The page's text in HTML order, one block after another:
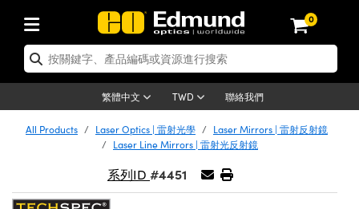
0
繁體中文 TWD 聯絡我們
| 光學產品
| 反射鏡
| 光學濾光片
Optics | 雷射光學
| 雷射透鏡
| 雷射濾光片
| 光機組件
System | 光學籠式系統
| 臺式系統
| 顯微鏡
| Mitutoyo 物鏡
| Nikon 物鏡
| 雷射
and Electronics | 雷射
Lenses | 成像鏡頭
Lenses | 定焦鏡頭
| 遠心鏡頭
| 相機
Cameras | Gigabit乙太網相
and Illumination | 照明
Lighting | 機器視覺光源
Lighting |顯微鏡照明
| 雷射光源
Targets | 測試板
Targets | 解析度測試板
Targets | 畸變測試版
and Detection | 測試與監測
| 光學度量
Solutions | 機器視覺方案
and Electronics | 雷射
品
and Production | 實驗室和生產
| 清潔用品
Handling Tools | 零件夾持用品
應用選購
| 光譜儀
By Brand
Products | 新品專區
| 清倉品
| 清倉光學產品
Products | 重新認證產
| 重新認證光學產品
| 重新認證光機
| 重新認證雷射
All Products Laser Optics | 雷射光學
Laser Mirrors | 雷射反射鏡
Laser Line Mirrors | 雷射光反射鏡
系列ID #4451